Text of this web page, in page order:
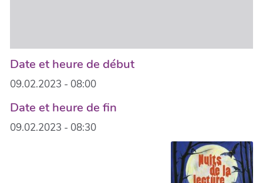
Date et heure de début
09.02.2023 - 08:00
Date et heure de fin
09.02.2023 - 08:30